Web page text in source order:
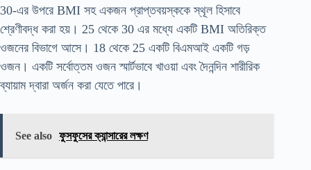
30-এর উপরে BMI সহ একজন প্রাপ্তবয়স্ককে স্থূল হিসাবে
শ্রেণীবদ্ধ করা হয়। 25 থেকে 30 এর মধ্যে একটি BMI অতিরিক্ত
ওজনের বিভাগে আসে। 18 থেকে 25 একটি বিএমআই একটি গড়
ওজন। একটি সর্বোত্তম ওজন স্মার্টভাবে খাওয়া এবং দৈনন্দিন শারীরিক
ব্যায়াম দ্বারা অর্জন করা যেতে পারে।
See also ফুসফুসের ক্যান্সারের লক্ষণ